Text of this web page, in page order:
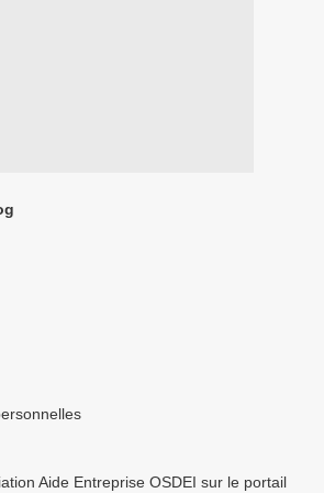
Aide Entreprise OSDEI sur le portail